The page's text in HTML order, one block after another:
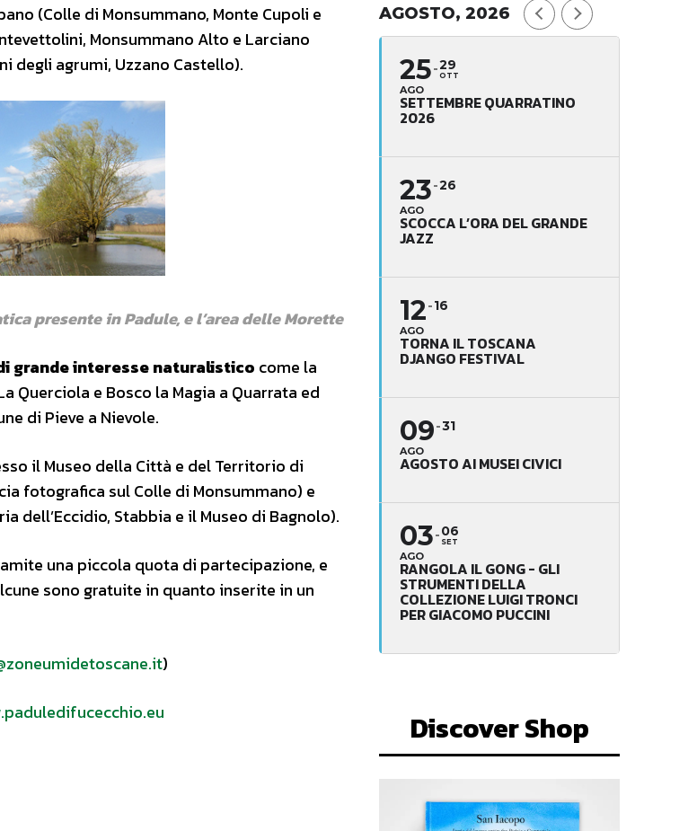
(Colle di Monsummano, Monte Cupoli e
Monsummano Alto e Larciano
degli agrumi, Uzzano Castello).
presente in Padule, e l’area delle Morette
grande interesse naturalistico come la
Querciola e Bosco la Magia a Quarrata ed
di Pieve a Nievole.
il Museo della Città e del Territorio di
fotografica sul Colle di Monsummano) e
dell’Eccidio, Stabbia e il Museo di Bagnolo).
una piccola quota di partecipazione, e
sono gratuite in quanto inserite in un
)
AGOSTO, 2026
25
AGO
29
OTT
SETTEMBRE QUARRATINO
2026
23
AGO
26
SCOCCA L’ORA DEL GRANDE
JAZZ
12
AGO
16
TORNA IL TOSCANA
DJANGO FESTIVAL
09
AGO
31
AGOSTO AI MUSEI CIVICI
03
AGO
06
SET
RANGOLA IL GONG - GLI
STRUMENTI DELLA
COLLEZIONE LUIGI TRONCI
PER GIACOMO PUCCINI
Discover Shop